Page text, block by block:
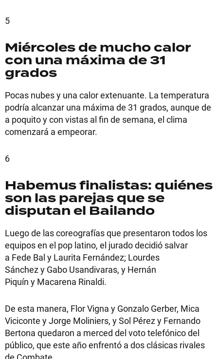
5
Miércoles de mucho calor
con una máxima de 31
grados
Pocas nubes y una calor extenuante. La temperatura
podría alcanzar una máxima de 31 grados, aunque de
a poquito y con vistas al fin de semana, el clima
comenzará a empeorar.
6
Habemus finalistas: quiénes
son las parejas que se
disputan el Bailando
Luego de las coreografías que presentaron todos los
equipos en el pop latino, el jurado decidió salvar
a Fede Bal y Laurita Fernández; Lourdes
Sánchez y Gabo Usandivaras, y Hernán
Piquín y Macarena Rinaldi.
De esta manera, Flor Vigna y Gonzalo Gerber, Mica
Viciconte y Jorge Moliniers, y Sol Pérez y Fernando
Bertona quedaron a merced del voto telefónico del
público, que este año enfrentó a dos clásicas rivales